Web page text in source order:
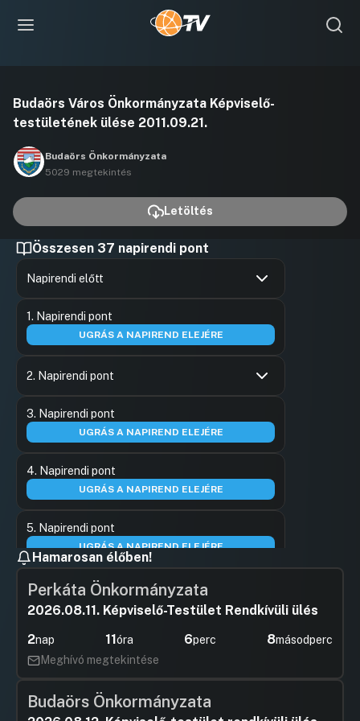
lejátszása
Budaörs Város Önkormányzata Képviselő-
testületének ülése 2011.09.21.
Budaörs Önkormányzata
5029 megtekintés
Letöltés
Összesen 37 napirendi pont
Napirendi előtt
1. Napirendi pont
UGRÁS A NAPIREND ELEJÉRE
2. Napirendi pont
3. Napirendi pont
UGRÁS A NAPIREND ELEJÉRE
4. Napirendi pont
UGRÁS A NAPIREND ELEJÉRE
5. Napirendi pont
UGRÁS A NAPIREND ELEJÉRE
6. Napirendi pont
UGRÁS A NAPIREND ELEJÉRE
7. Napirendi pont
UGRÁS A NAPIREND ELEJÉRE
8. Napirendi pont
UGRÁS A NAPIREND ELEJÉRE
Hamarosan élőben!
Perkáta Önkormányzata
2026.08.11. Képviselő-Testület Rendkívüli ülés
2nap 11óra 6perc 8másodperc
Meghívó megtekintése
Budaörs Önkormányzata